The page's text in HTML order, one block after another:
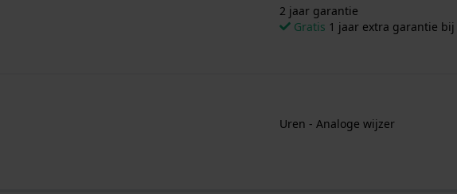
2 jaar garantie
Gratis 1 jaar extra garantie
Uren - Analoge wijzer